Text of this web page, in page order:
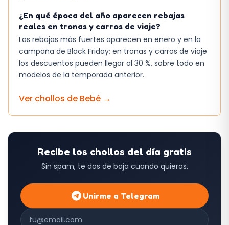
¿En qué época del año aparecen rebajas
reales en tronas y carros de viaje?
Las rebajas más fuertes aparecen en enero y en la
campaña de Black Friday; en tronas y carros de viaje
los descuentos pueden llegar al 30 %, sobre todo en
modelos de la temporada anterior.
Ver chollos de Bebé →
Recibe los chollos del día gratis
Sin spam, te das de baja cuando quieras.
Unirme a Telegram
Correo electrónico